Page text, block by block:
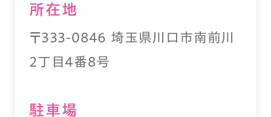
所在地
〒333-0846 埼玉県川口市南前川
2丁目4番8号
駐⾞場